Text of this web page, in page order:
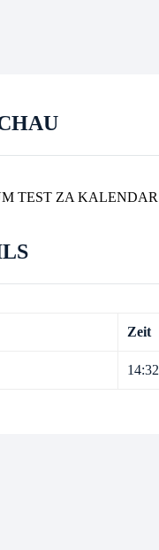
TEST ZA KALENDAR
Zeit
14:32